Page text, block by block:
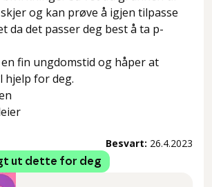
og kan prøve å igjen tilpasse
da det passer deg best å ta p-
fin ungdomstid og håper at
hjelp for deg.
Besvart: 26.4.2023
ut dette for deg